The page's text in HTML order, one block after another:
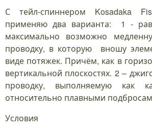
С тейл-спиннером Kosadaka
применяю два варианта: 1 -
максимально возможно
проводку, в которую вношу
виде потяжек. Причём, как в
вертикальной плоскостях. 2 –
проводку, выполняемую как
относительно плавными
Условия